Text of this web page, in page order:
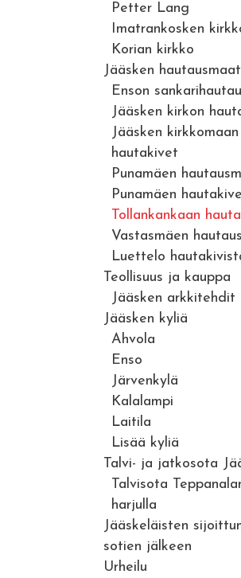
Petter Lang
Imatrankosken
Korian kirkko
Jääsken hautausmaat
Enson
Jääsken kirkon
Jääsken kirkkomaan
hautakivet
Punamäen
Punamäen
Tollankankaan
Vastasmäen
Luettelo
Teollisuus ja kauppa
Jääsken arkkitehdit
Jääsken kyliä
Ahvola
Enso
Järvenkylä
Kalalampi
Laitila
Lisää kyliä
Talvi- ja jatkosota
Talvisota
harjulla
Jääskeläisten
sotien jälkeen
Urheilu